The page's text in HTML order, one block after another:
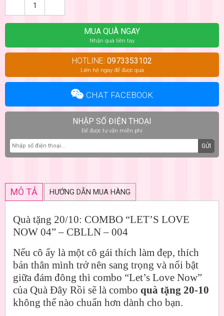
MUA QUÀ NGAY
Nhận quà liền tay
HOTLINE: 0973353102
Liên hệ ngay để được quà
CHAT FACEBOOK
NHẬP SỐ ĐIỆN THOẠI
Để được tư vấn miễn phí
GỬI
MÔ TẢ HƯỚNG DẪN MUA HÀNG
Quà tặng 20/10: COMBO “LET’S LOVE
NOW 04” – CBLLN – 004
Nếu cô ấy là một cô gái thích làm đẹp, thích
bản thân mình trở nên sang trọng và nổi bật
giữa đám đông thì combo “Let’s Love Now”
của Quà Đây Rồi sẽ là combo quà tặng 20-10
không thể nào chuẩn hơn dành cho bạn.